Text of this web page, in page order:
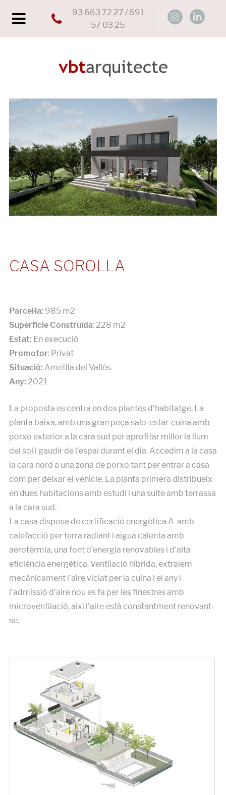
93 663 72 27 / 691
57 03 25
CASA SOROLLA
Parcel·la: 985 m2
Superfície Construïda: 228 m2
Estat: En execució
Promotor: Privat
Situació: Ametlla del Vallès
Any: 2021
La proposta es centra en dos plantes d’habitatge. La
planta baixa, amb una gran peça salo-estar-cuina amb
porxo exterior a la cara sud per aprofitar millor la llum
del sol i gaudir de l’espai durant el dia. Accedim a la casa
la cara nord a una zona de porxo tant per entrar a casa
com per deixar el vehicle. La planta primera distribueix
en dues habitacions amb estudi i una suite amb terrassa
a la cara sud.
La casa disposa de certificació energètica A amb
calefacció per terra radiant i aigua calenta amb
aerotèrmia, una font d’energia renovables i d’alta
eficiència energètica. Ventilació híbrida, extraiem
mecànicament l’aire viciat per la cuina i el any i
l’admissió d’aire nou es fa per les finestres amb
microventilació, així l’aire està constantment renovant-
se.